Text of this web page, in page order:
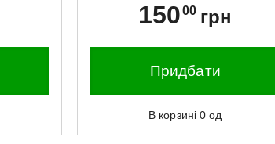
15000 грн
Придбати
В корзині0 од